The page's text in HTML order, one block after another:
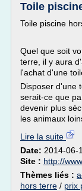
Toile
Toile piscine
Quel que soit
terre, il y aura
l'achat d'une
Disposer d'une
serait-ce que
devenir plus
les animaux
Lire la suite
Date: 2014-06-
Site : http://
Thèmes liés :
hors terre / prix